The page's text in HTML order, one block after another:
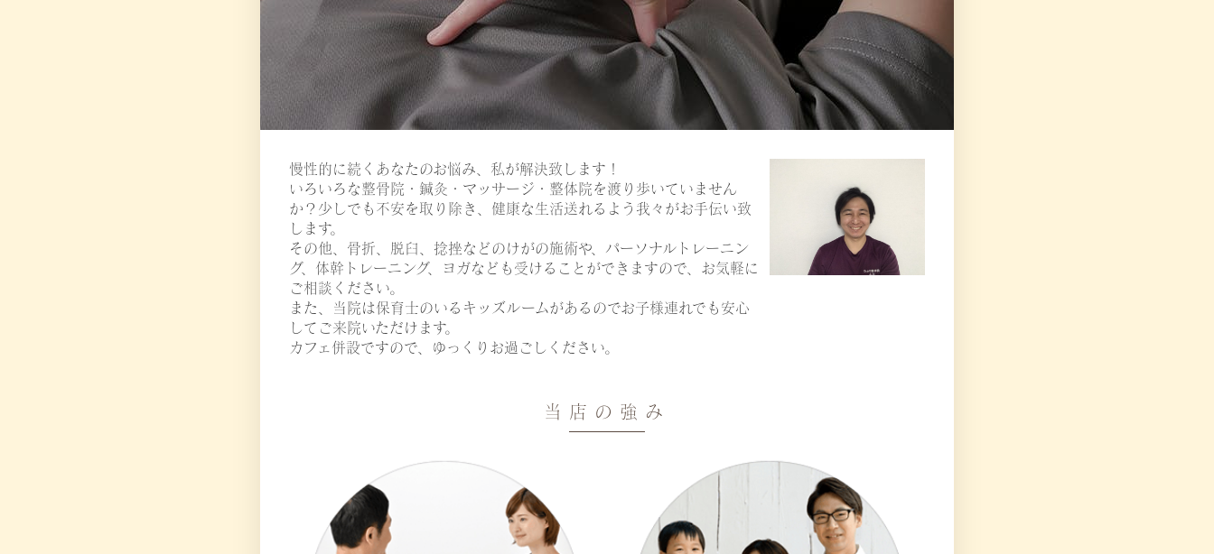
慢性的に続くあなたのお悩み、私が解決致します！
いろいろな整骨院・鍼灸・マッサージ・整体院を渡り歩いていません
か？少しでも不安を取り除き、健康な生活送れるよう我々がお手伝い致
します。
その他、骨折、脱臼、捻挫などのけがの施術や、パーソナルトレーニン
グ、体幹トレーニング、ヨガなども受けることができますので、お気軽に
ご相談ください。
また、当院は保育士のいるキッズルームがあるのでお子様連れでも安心
してご来院いただけます。
カフェ併設ですので、ゆっくりお過ごしください。
当店の強み